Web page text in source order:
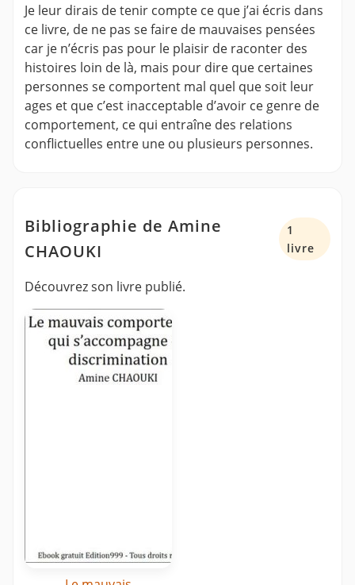
Je leur dirais de tenir compte ce que j’ai écris dans
ce livre, de ne pas se faire de mauvaises pensées
car je n’écris pas pour le plaisir de raconter des
histoires loin de là, mais pour dire que certaines
personnes se comportent mal quel que soit leur
ages et que c’est inacceptable d’avoir ce genre de
comportement, ce qui entraîne des relations
conflictuelles entre une ou plusieurs personnes.
Bibliographie de Amine
CHAOUKI
1
livre
Découvrez son livre publié.